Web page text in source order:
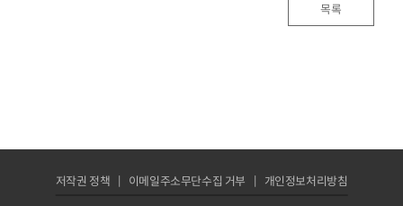
목록
저작권 정책 이메일주소무단수집 거부 개인정보처리방침